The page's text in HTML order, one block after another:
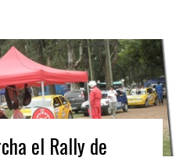
el Rally de